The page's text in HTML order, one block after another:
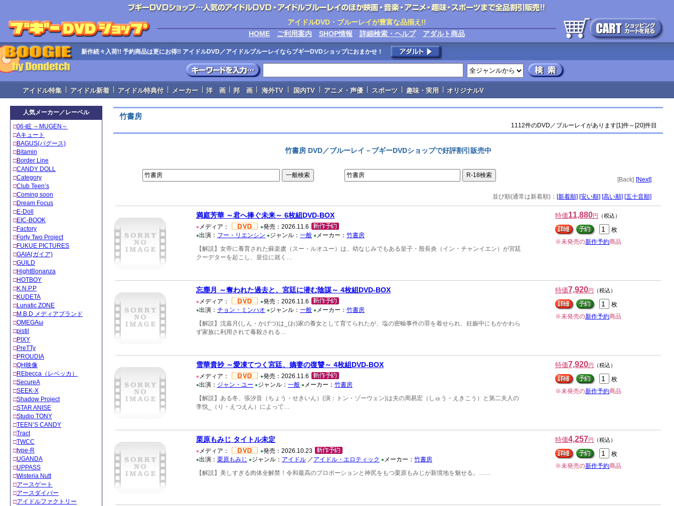
アイドルDVD・ブルーレイが豊富な品揃え!!
HOME
ご利用案内 SHOP情報 詳細検索・ヘルプ アダルト商品
新作続々入荷!! 予約商品は更にお得!! アイドルDVD／アイドルブルーレイならブギーDVDショップにおまかせ！
アイドル特集 | アイドル新着 | アイドル特典付 | メーカー | 洋 画 | 邦 画 | 海外TV | 国内TV | アニメ・声優 | スポーツ | 趣味・実用 | オリジナルV
人気メーカー／レーベル
□06‐眩 ～MUGEN～
□Aキュート
□BAGUS(バグース)
□Bitamin
□Border Line
□CANDY DOLL
□Category
□Club Teen’s
□Coming soon
□Dream Focus
□E-Doll
□EIC-BOOK
□Factory
□Forty Two Project
□FUKUE PICTURES
□GAIA(ガイア)
□GUILD
□HightBonanza
□HOTBOY
□K.N.P.P
□KUDETA
□Lunatic ZONE
□M.B.D メディアブランド
□OMEGAω
□pistil
□PIXY
□PreTTy
□PROUDIA
□QH映像
□REbecca（レベッカ）
□SecureA
□SEEK-X
□Shadow Project
□STAR ANISE
□Studio TONY
□TEEN’S CANDY
□Tract
□TWCC
□type-R
□UGANDA
□UPPASS
□Wisteria Nutt
□アースゲート
□アースダイバー
□アイドルファクトリー
竹書房
1112件のDVD／ブルーレイがあります[1]件～[20]件目
竹書房 DVD／ブルーレイ－ブギーDVDショップで好評割引販売中
[Back] [Next]
並び順(通常は新着順)： [新着順] [安い順] [高い順] [五十音順]
満庭芳華 ～君へ捧ぐ未来～ 6枚組DVD-BOX
● メディア： ●発売：2026.11.6
●出演： フー・リエンシン ●ジャンル： 一般 ● メーカー： 竹書房
【解説】女帝に養育された蘇楽虞（スー・ルオユー）は、幼なじみでもある皇子・殷長炎（イン・チャンイエン）が宮廷
クーデターを起こし、皇位に就く…
特価11,880円 （税込）
枚
※未発売の新作予約商品
忘塵月 ～奪われた過去と、宮廷に潜む陰謀～ 4枚組DVD-BOX
● メディア： ●発売：2026.11.6
●出演： チョン・ミンハオ ●ジャンル： 一般 ● メーカー： 竹書房
【解説】沈嘉月(しん・かげつ)は_(お)家の養女として育てられたが、塩の密輸事件の罪を着せられ、妊娠中にもかかわら
ず家族に利用されて毒殺される…
特価7,920円 （税込）
枚
※未発売の新作予約商品
雪華貴抄 ～愛凍てつく宮廷、嫡妻の復讐～ 4枚組DVD-BOX
● メディア： ●発売：2026.11.6
●出演： ジャン・ユー ●ジャンル： 一般 ● メーカー： 竹書房
【解説】ある冬、張汐音（ちょう・せきいん）(演：トン・ゾーウェン)は夫の周易宏（しゅう・えきこう）と第二夫人の
李悦_（り・えつえん）によって…
特価7,920円 （税込）
枚
※未発売の新作予約商品
栗原もみじ タイトル未定
● メディア： ●発売：2026.10.23
●出演： 栗原もみじ ●ジャンル： アイドル ／ アイドル・エロティック ● メーカー： 竹書房
【解説】美しすぎる肉体全解禁！令和最高のプロポーションと神尻をもつ栗原もみじが新境地を魅せる。……
特価4,257円 （税込）
枚
※未発売の新作予約商品